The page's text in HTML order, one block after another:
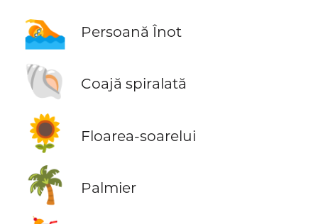
🏊 Persoană Înot
🐚 Coajă spiralată
🌻 Floarea-soarelui
🌴 Palmier